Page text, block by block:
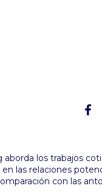
los trabajos
las relaciones
con las